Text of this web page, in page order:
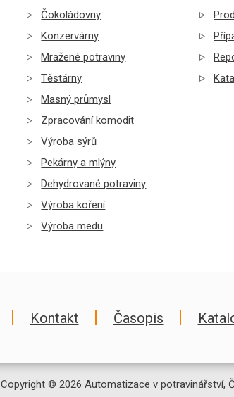
Čokoládovny
Konzervárny
Mražené potraviny
Těstárny
Masný průmysl
Zpracování komodit
Výroba sýrů
Pekárny a mlýny
Dehydrované potraviny
Výroba koření
Výroba medu
Kontakt Časopis
Copyright © 2026 Automatizace v potravinářství,